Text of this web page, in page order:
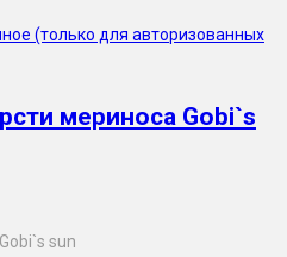
(только для авторизованных
мериноса Gobi`s
Gobi`s sun